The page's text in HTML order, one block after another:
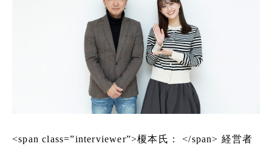
<span class=”interviewer”>榎本氏： </span> 経営者